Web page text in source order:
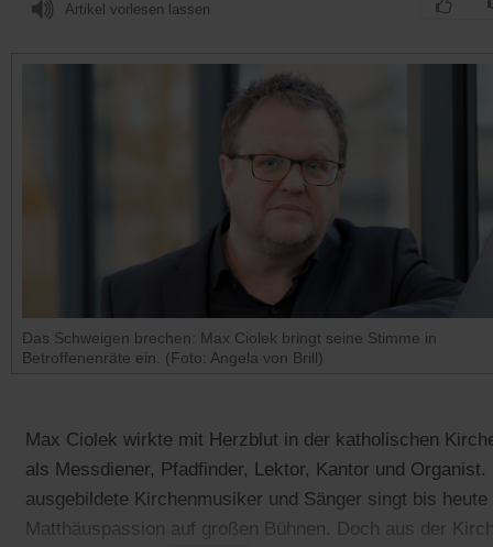
Artikel vorlesen lassen
Das Schweigen brechen: Max Ciolek bringt seine Stimme in
Betroffenenräte ein. (Foto: Angela von Brill)
Max Ciolek wirkte mit Herzblut in der katholischen
als Messdiener, Pfadfinder, Lektor, Kantor und Organist.
ausgebildete Kirchenmusiker und Sänger singt bis heute
Matthäuspassion auf großen Bühnen. Doch aus der